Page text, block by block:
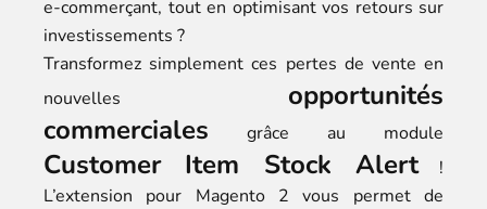
e-commerçant, tout en optimisant vos retours sur
investissements ?
Transformez simplement ces pertes de vente en
nouvelles opportunités
commerciales grâce au module
Customer Item Stock Alert!
L’extension pour Magento 2 vous permet de